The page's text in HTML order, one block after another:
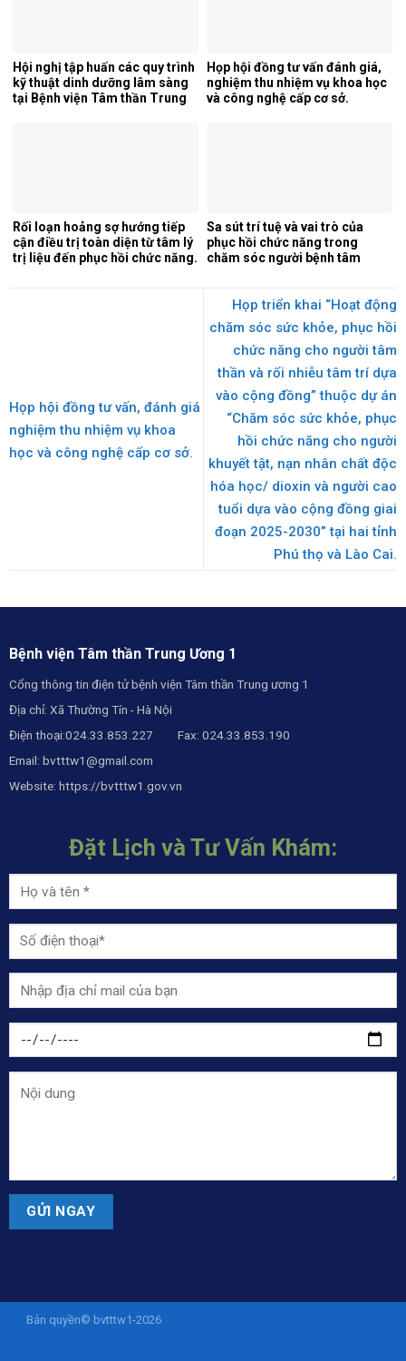
Hội nghị tập huấn các quy trình
kỹ thuật dinh dưỡng lâm sàng
tại Bệnh viện Tâm thần Trung
Họp hội đồng tư vấn đánh giá,
nghiệm thu nhiệm vụ khoa học
và công nghệ cấp cơ sở.
Rối loạn hoảng sợ hướng tiếp
cận điều trị toàn diện từ tâm lý
trị liệu đến phục hồi chức năng.
Sa sút trí tuệ và vai trò của
phục hồi chức năng trong
chăm sóc người bệnh tâm
Họp hội đồng tư vấn, đánh giá
nghiệm thu nhiệm vụ khoa
học và công nghệ cấp cơ sở.
Họp triển khai “Hoạt động
chăm sóc sức khỏe, phục hồi
chức năng cho người tâm
thần và rối nhiễu tâm trí dựa
vào cộng đồng” thuộc dự án
“Chăm sóc sức khỏe, phục
hồi chức năng cho người
khuyết tật, nạn nhân chất độc
hóa học/ dioxin và người cao
tuổi dựa vào cộng đồng giai
đoạn 2025-2030” tại hai tỉnh
Phú thọ và Lào Cai.
Bệnh viện Tâm thần Trung Ương 1
Cổng thông tin điện tử bệnh viện Tâm thần Trung ương 1
Địa chỉ: Xã Thường Tín - Hà Nội
Điện thoại:024.33.853.227 Fax: 024.33.853.190
Email: bvtttw1@gmail.com
Website: https://bvtttw1.gov.vn
Đặt Lịch và Tư Vấn Khám:
Bản quyền© bvtttw1-2026